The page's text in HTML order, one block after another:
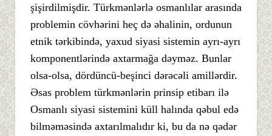
şişirdilmişdir. Türkmənlərlə osmanlılar arasında
problemin cövhərini heç də əhalinin, ordunun
etnik tərkibində, yaxud siyasi sistemin ayrı-ayrı
komponentlərində axtarmağa dəyməz. Bunlar
olsa-olsa, dördüncü-beşinci dərəcəli amillərdir.
Əsas problem türkmənlərin prinsip etibarı ilə
Osmanlı siyasi sistemini küll halında qəbul edə
bilməməsində axtarılmalıdır ki, bu da nə qədər